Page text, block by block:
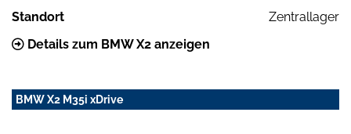
Standort
Zentrallager
Details zum BMW X2 anzeigen
BMW X2 M35i xDrive